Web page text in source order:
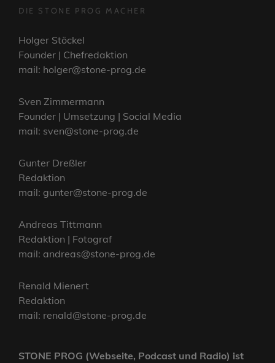
DIE STONE PROG MACHER
Holger Stöckel
Founder | Chefredaktion
mail: holger@stone-prog.de
Sven Zimmermann
Founder | Umsetzung | Social Media
mail: sven@stone-prog.de
Gunter Dreßler
Redaktion
mail: gunter@stone-prog.de
Andreas Tittmann
Redaktion | Fotograf
mail: andreas@stone-prog.de
Renald Mienert
Redaktion
mail: renald@stone-prog.de
STONE PROG (Webseite, Podcast und Radio) ist